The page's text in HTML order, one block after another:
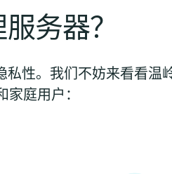
务器？
性。我们不妨来看看温
庭用户：